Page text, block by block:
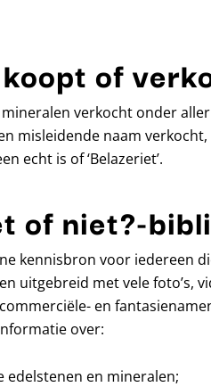
of
verkocht onder
misleidende naam
echt is of ‘Belazeriet’.
of niet?-
kennisbron voor
uitgebreid met vele
en
over:
edelstenen en mineralen;